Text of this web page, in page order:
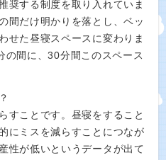
奨する制度を取り入れていま
間だけ明かりを落とし、ベッ
せた昼寝スペースに変わりま
間に、30分間このスペース
すことです。昼寝をすること
にミスを減らすことにつなが
性が低いというデータが出て